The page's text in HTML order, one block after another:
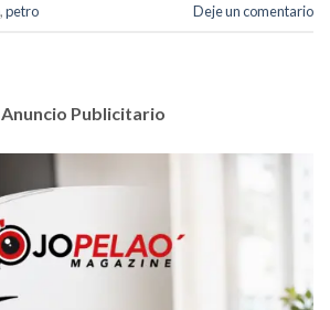
,petro Deje un comentario
Anuncio Publicitario